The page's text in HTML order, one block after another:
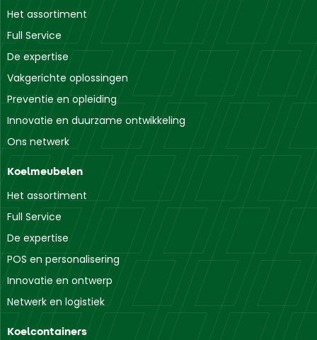
Het assortiment
Full Service
De expertise
Vakgerichte oplossingen
Preventie en opleiding
Innovatie en duurzame ontwikkeling
Ons netwerk
Koelmeubelen
Het assortiment
Full Service
De expertise
POS en personalisering
Innovatie en ontwerp
Netwerk en logistiek
Koelcontainers